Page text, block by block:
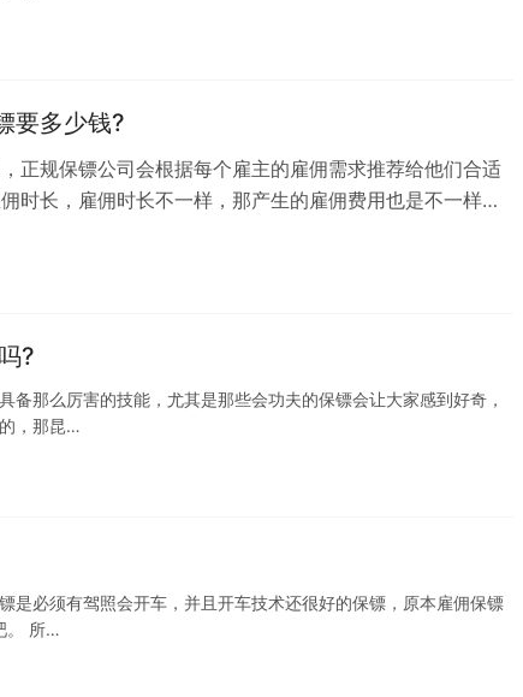
要多少钱?
正规保镖公司会根据每个雇主的雇佣需求推荐给他们合适
时长，雇佣时长不一样，那产生的雇佣费用也是不一样
?
那么厉害的技能，尤其是那些会功夫的保镖会让大家感到好奇，
，那昆…
是必须有驾照会开车，并且开车技术还很好的保镖，原本雇佣保镖
。 所…